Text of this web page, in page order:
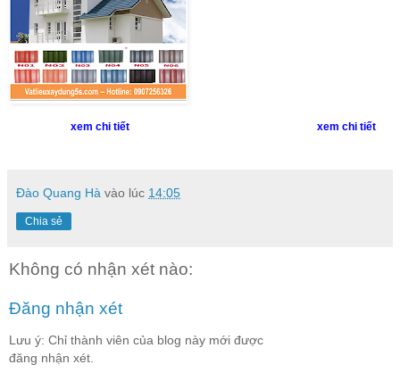
xem chi tiết xem chi tiết
Đào Quang Hà vào lúc 14:05
Chia sẻ
Không có nhận xét nào:
Đăng nhận xét
Lưu ý: Chỉ thành viên của blog này mới được
đăng nhận xét.